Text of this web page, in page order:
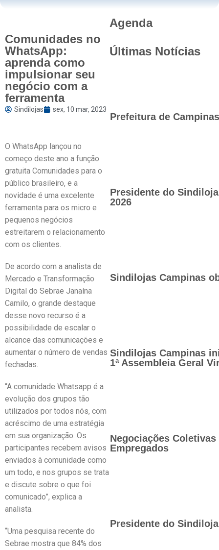
Comunidades no
WhatsApp:
aprenda como
impulsionar seu
negócio com a
ferramenta
Sindilojas sex, 10 mar, 2023
O WhatsApp lançou no
começo deste ano a função
gratuita Comunidades para o
público brasileiro, e a
novidade é uma excelente
ferramenta para os micro e
pequenos negócios
estreitarem o relacionamento
com os clientes.
De acordo com a analista de
Mercado e Transformação
Digital do Sebrae Janaína
Camilo, o grande destaque
desse novo recurso é a
possibilidade de escalar o
alcance das comunicações e
aumentar o número de vendas
fechadas.
“A comunidade Whatsapp é a
evolução dos grupos tão
utilizados por todos nós, com
acréscimo de uma estratégia
em sua organização. Os
participantes recebem avisos
enviados à comunidade como
um todo, e nos grupos se trata
e discute sobre o que foi
comunicado”, explica a
analista.
“Uma pesquisa recente do
Sebrae mostra que 84% dos
Agenda
Últimas Notícias
Prefeitura de
Presidente do
2026
Sindilojas Campinas
Sindilojas Campinas
1ª Assembleia Geral
Negociações
Empregados
Presidente do